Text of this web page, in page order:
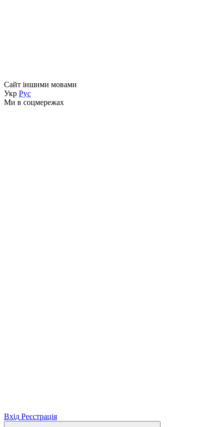
Сайт іншими мовами
Укр Рус
Ми в соцмережах
Вхід Реєстрація